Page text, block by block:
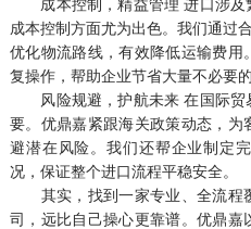
成本控制，精益管理 进口涉及
成本控制方面尤为出色。我们通过
优化物流路线，有效降低运输费
复操作，帮助企业节省大量不必要的
风险规避，护航未来 在国际贸
要。优鼎嘉紧跟海关政策动态，
避潜在风险。我们还帮企业制定
况，保证整个进口流程平稳安全。
其实，找到一家专业、全流程
司，远比自己操心更靠谱。优鼎